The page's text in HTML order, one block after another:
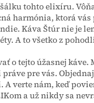
tohto elixíru.
harmónia, ktorá
Káva Štúr nie je
A to všetko z
o tejto úžasnej káve.
pre vás.
verte nám, keď
a už nikdy sa